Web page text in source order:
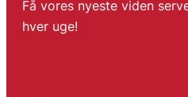
Få vores nyeste viden
hver uge!